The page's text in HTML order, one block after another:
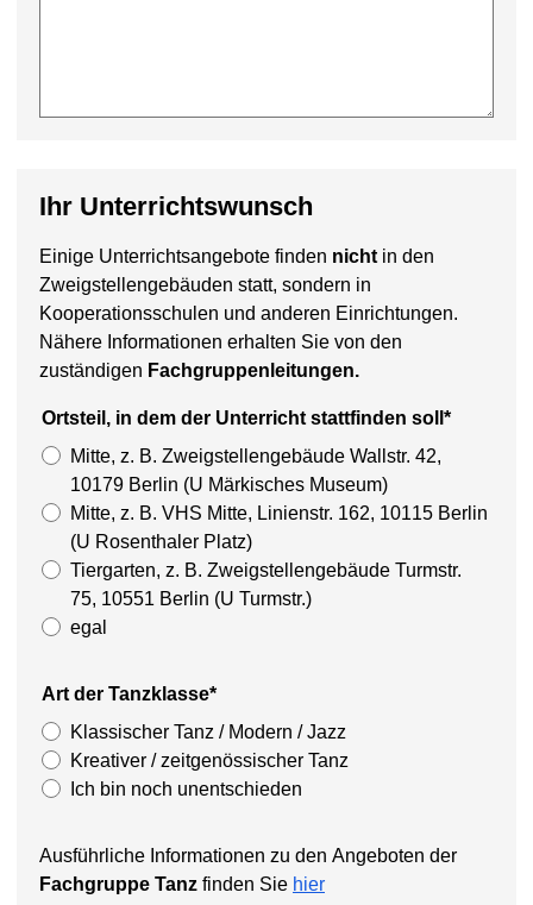
Ihr Unterrichtswunsch
Einige Unterrichtsangebote finden nicht in den
Zweigstellengebäuden statt, sondern in
Kooperationsschulen und anderen Einrichtungen.
Nähere Informationen erhalten Sie von den
zuständigen Fachgruppenleitungen.
Ortsteil, in dem der Unterricht stattfinden soll*
Mitte, z. B. Zweigstellengebäude Wallstr. 42,
10179 Berlin (U Märkisches Museum)
Mitte, z. B. VHS Mitte, Linienstr. 162, 10115 Berlin
(U Rosenthaler Platz)
Tiergarten, z. B. Zweigstellengebäude Turmstr.
75, 10551 Berlin (U Turmstr.)
egal
Art der Tanzklasse*
Klassischer Tanz / Modern / Jazz
Kreativer / zeitgenössischer Tanz
Ich bin noch unentschieden
Ausführliche Informationen zu den Angeboten der
Fachgruppe Tanz finden Sie hier